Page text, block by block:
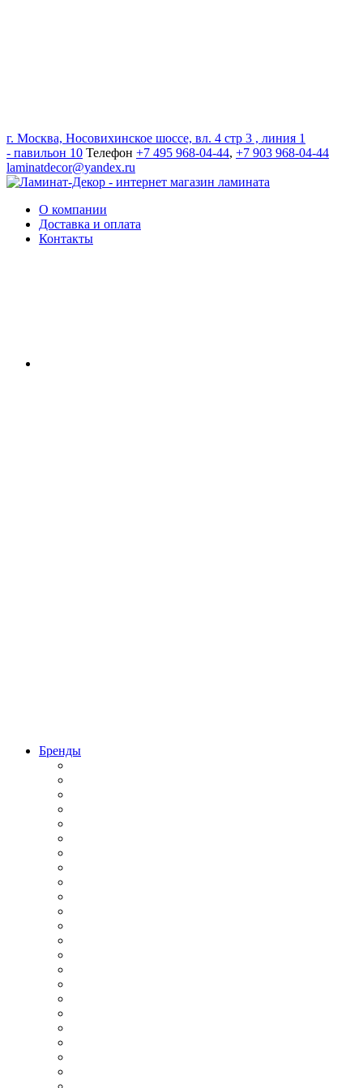
г. Москва, Носовихинское шоссе, вл. 4 стр 3 , линия 1
- павильон 10 Телефон +7 495 968-04-44, +7 903 968-04-44
laminatdecor@yandex.ru
О компании
Доставка и оплата
Контакты
Бренды